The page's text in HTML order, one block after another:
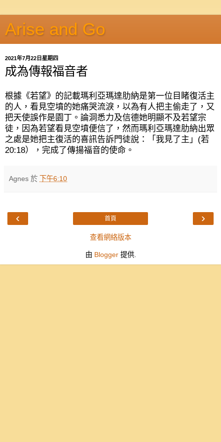
Arise and Go
2021年7月22日星期四
成為傳報福音者
根據《若望》的記載瑪利亞瑪達肋納是第一位目睹復活主
的人，看見空墳的她痛哭流淚，以為有人把主偷走了，又
把天使誤作是園丁。論洞悉力及信德她明顯不及若望宗
徒，因為若望看見空墳便信了，然而瑪利亞瑪達肋納出眾
之處是她把主復活的喜訊告訴門徒說：「我見了主」 (若
20:18），完成了傳揚福音的使命。
Agnes 於 下午6:10
‹ ›
首頁
查看網絡版本
由 Blogger提供.